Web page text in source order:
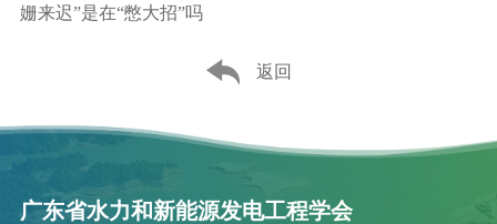
姗来迟”是在“憋大招”吗
返回
广东省水力和新能源发电工程学会